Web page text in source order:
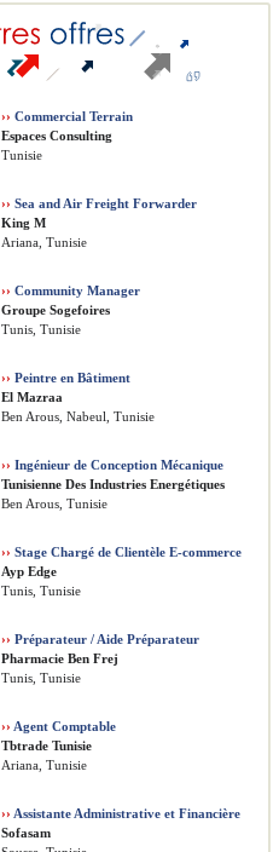
›› Commercial Terrain
Espaces Consulting
Tunisie
›› Sea and Air Freight Forwarder
King M
Ariana, Tunisie
›› Community Manager
Groupe Sogefoires
Tunis, Tunisie
›› Peintre en Bâtiment
El Mazraa
Ben Arous, Nabeul, Tunisie
›› Ingénieur de Conception Mécanique
Tunisienne Des Industries Energétiques
Ben Arous, Tunisie
›› Stage Chargé de Clientèle E-commerce
Ayp Edge
Tunis, Tunisie
›› Préparateur / Aide Préparateur
Pharmacie Ben Frej
Tunis, Tunisie
›› Agent Comptable
Tbtrade Tunisie
Ariana, Tunisie
›› Assistante Administrative et Financière
Sofasam